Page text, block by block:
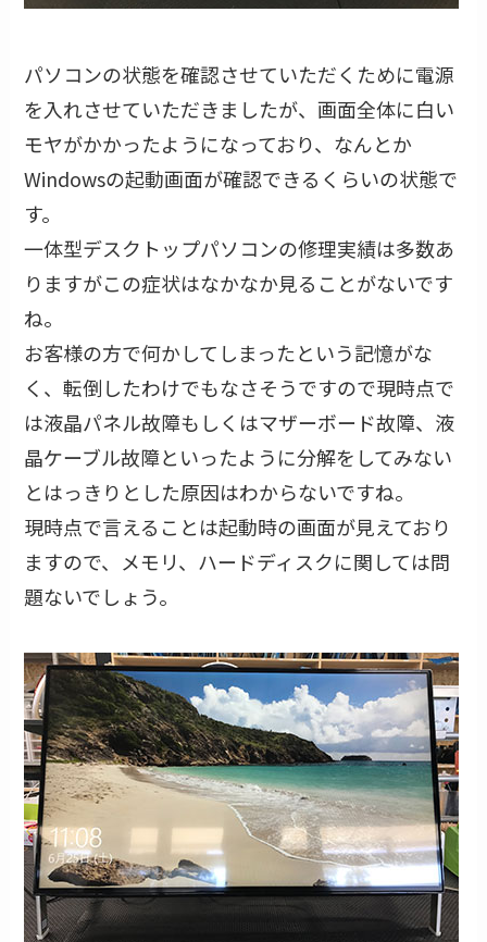
パソコンの状態を確認させていただくために電源
を入れさせていただきましたが、画面全体に白い
モヤがかかったようになっており、なんとか
Windowsの起動画面が確認できるくらいの状態で
す。
一体型デスクトップパソコンの修理実績は多数あ
りますがこの症状はなかなか見ることがないです
ね。
お客様の方で何かしてしまったという記憶がな
く、転倒したわけでもなさそうですので現時点で
は液晶パネル故障もしくはマザーボード故障、液
晶ケーブル故障といったように分解をしてみない
とはっきりとした原因はわからないですね。
現時点で言えることは起動時の画面が見えており
ますので、メモリ、ハードディスクに関しては問
題ないでしょう。